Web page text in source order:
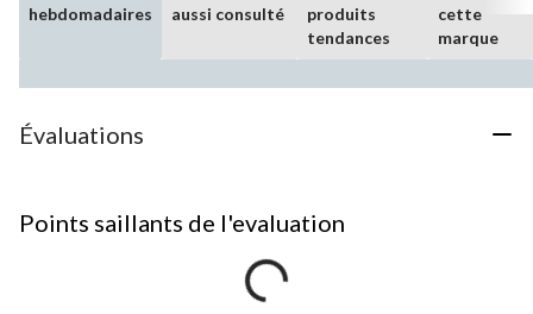
hebdomadaires aussi consulté
produits
tendances
cette
marque
Évaluations
Points saillants de l'evaluation